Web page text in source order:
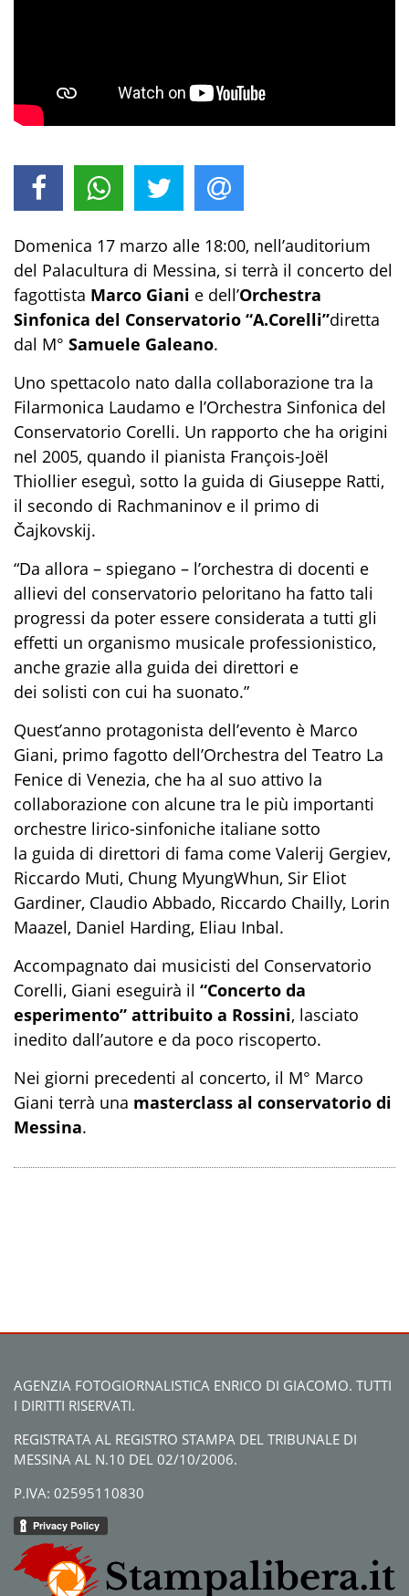
Domenica 17 marzo alle 18:00, nell’auditorium
del Palacultura di Messina, si terrà il concerto del
fagottista Marco Giani e dell’Orchestra
Sinfonica del Conservatorio “A.Corelli”diretta
dal M° Samuele Galeano.
Uno spettacolo nato dalla collaborazione tra la
Filarmonica Laudamo e l’Orchestra Sinfonica del
Conservatorio Corelli. Un rapporto che ha origini
nel 2005, quando il pianista François-Joël
Thiollier eseguì, sotto la guida di Giuseppe Ratti,
il secondo di Rachmaninov e il primo di
Čajkovskij.
“Da allora – spiegano – l’orchestra di docenti e
allievi del conservatorio peloritano ha fatto tali
progressi da poter essere considerata a tutti gli
effetti un organismo musicale professionistico,
anche grazie alla guida dei direttori e
dei solisti con cui ha suonato.”
Quest’anno protagonista dell’evento è Marco
Giani, primo fagotto dell’Orchestra del Teatro La
Fenice di Venezia, che ha al suo attivo la
collaborazione con alcune tra le più importanti
orchestre lirico-sinfoniche italiane sotto
la guida di direttori di fama come Valerij Gergiev,
Riccardo Muti, Chung MyungWhun, Sir Eliot
Gardiner, Claudio Abbado, Riccardo Chailly, Lorin
Maazel, Daniel Harding, Eliau Inbal.
Accompagnato dai musicisti del Conservatorio
Corelli, Giani eseguirà il “Concerto da
esperimento” attribuito a Rossini, lasciato
inedito dall’autore e da poco riscoperto.
Nei giorni precedenti al concerto, il M° Marco
Giani terrà una masterclass al conservatorio di
Messina.
AGENZIA FOTOGIORNALISTICA ENRICO DI GIACOMO. TUTTI
I DIRITTI RISERVATI.
REGISTRATA AL REGISTRO STAMPA DEL TRIBUNALE DI
MESSINA AL N.10 DEL 02/10/2006.
P.IVA: 02595110830